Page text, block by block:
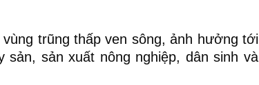
trũng thấp ven sông, ảnh hưởng tới
sản, sản xuất nông nghiệp, dân sinh và